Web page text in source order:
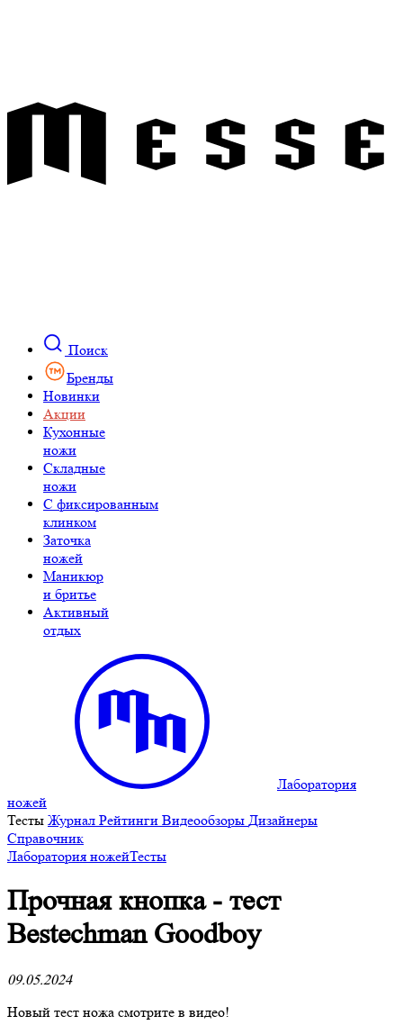
Поиск
Бренды
Новинки
Акции
Кухонные
ножи
Складные
ножи
C фиксированным
клинком
Заточка
ножей
Маникюр
и бритье
Активный
отдых
Лаборатория
ножей
Тесты Журнал Рейтинги Видеообзоры Дизайнеры
Справочник
Лаборатория ножейТесты
Прочная кнопка - тест
Bestechman Goodboy
09.05.2024
Новый тест ножа смотрите в видео!